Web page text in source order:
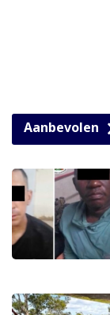
Aanbevolen